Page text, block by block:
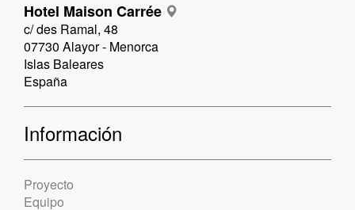
Hotel Maison Carrée
c/ des Ramal, 48
07730 Alayor - Menorca
Islas Baleares
España
Información
Proyecto
Equipo